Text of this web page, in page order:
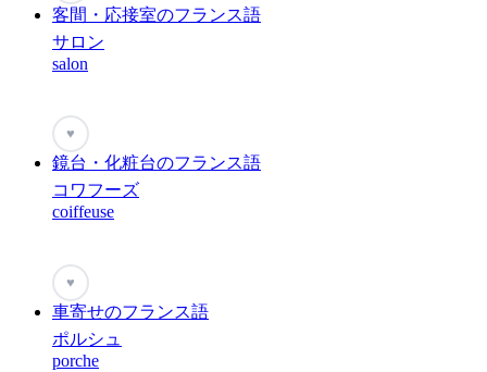
客間・応接室のフランス語
サロン
salon
♥
鏡台・化粧台のフランス語
コワフーズ
coiffeuse
♥
車寄せのフランス語
ポルシュ
porche